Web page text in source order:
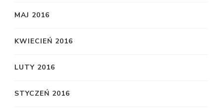
MAJ 2016
KWIECIEŃ 2016
LUTY 2016
STYCZEŃ 2016